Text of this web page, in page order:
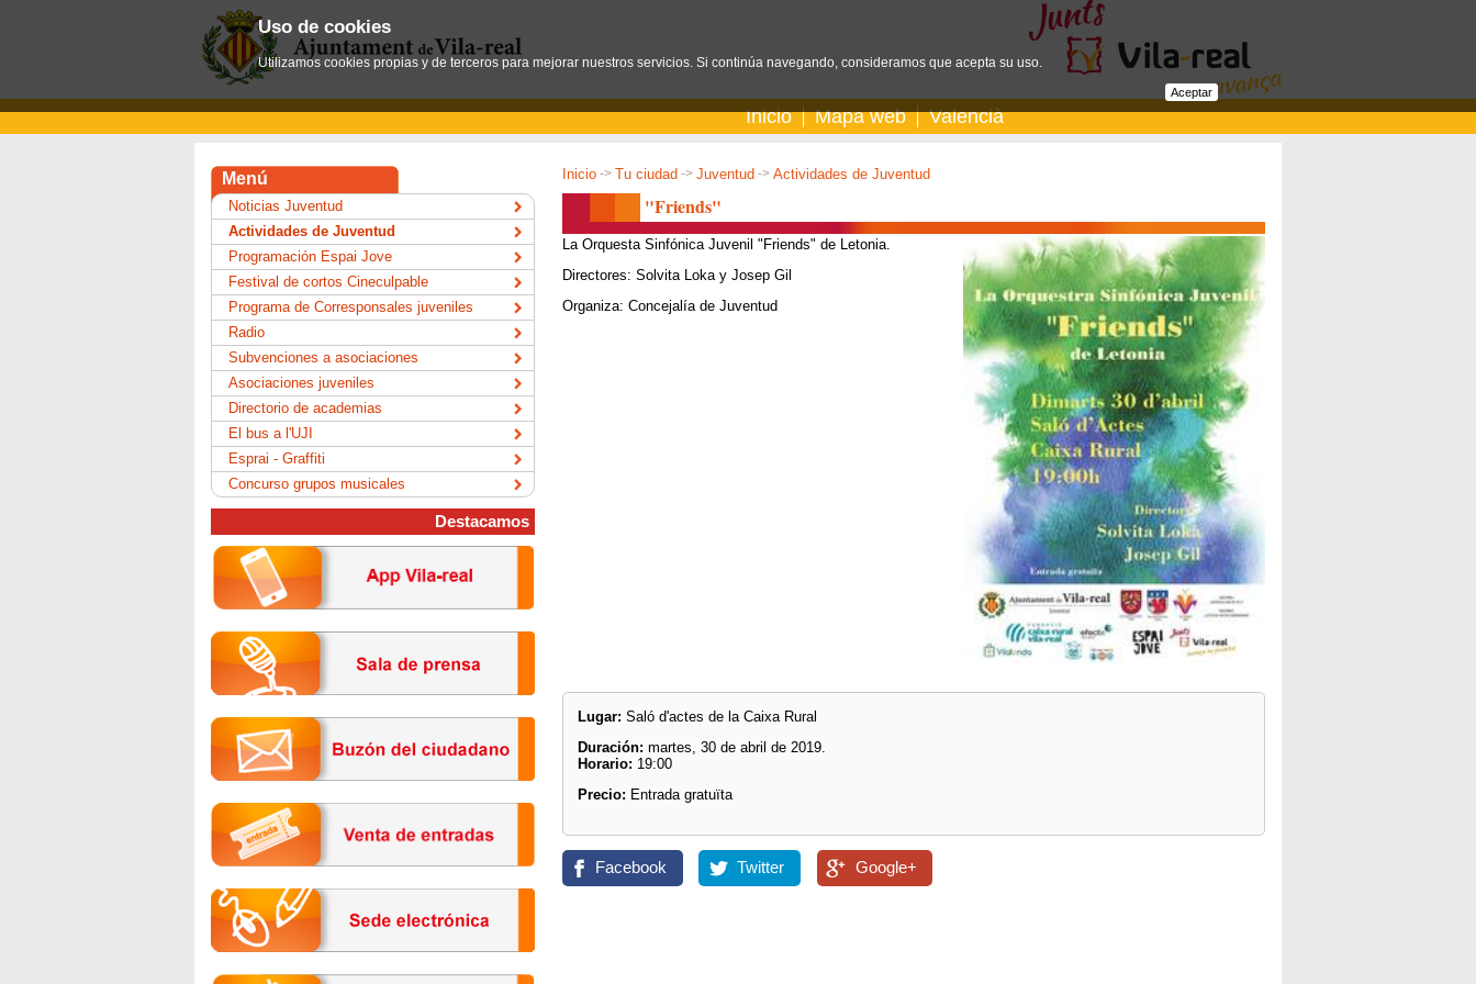
Inicio Mapa web Valencià
Inicio -> Tu ciudad -> Juventud -> Actividades de Juventud
"Friends"
La Orquesta Sinfónica Juvenil "Friends" de Letonia.
Directores: Solvita Loka y Josep Gil
Organiza: Concejalía de Juventud
Lugar: Saló d'actes de la Caixa Rural
Duración:martes, 30 de abril de 2019.
Horario: 19:00
Precio: Entrada gratuïta
Facebook Twitter Google+
Menú
Noticias Juventud
Actividades de Juventud
Programación Espai Jove
Festival de cortos Cineculpable
Programa de Corresponsales juveniles
Radio
Subvenciones a asociaciones
Asociaciones juveniles
Directorio de academias
El bus a l'UJI
Esprai - Graffiti
Concurso grupos musicales
Destacamos
Uso de cookies
Utilizamos cookies propias y de terceros para mejorar nuestros servicios. Si continúa navegando, consideramos que acepta su uso.
Aceptar